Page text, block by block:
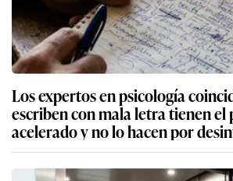
Los expertos en psicología
escriben con mala letra tienen el
acelerado y no lo hacen por